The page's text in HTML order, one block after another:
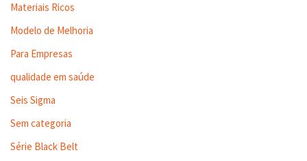
Materiais Ricos
Modelo de Melhoria
Para Empresas
qualidade em saúde
Seis Sigma
Sem categoria
Série Black Belt